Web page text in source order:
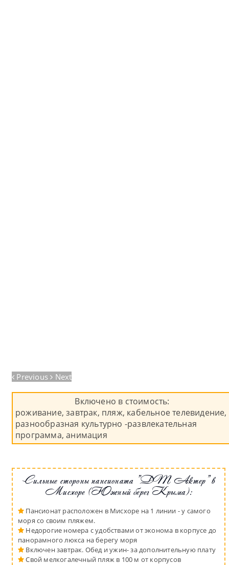
Previous Next
Включено в стоимость:
роживание, завтрак, пляж, кабельное телевидение,
разнообразная культурно -развлекательная
программа, анимация
Сильные стороны пансионата "ДТ Актер" в
Мисхоре (Южный берег Крыма):
Пансионат расположен в Мисхоре на 1 линии - у самого
моря со своим пляжем.
Недорогие номера с удобствами от эконома в корпусе до
панорамного люкса на берегу моря
Включен завтрак. Обед и ужин- за дополнительную плату
Свой мелкогалечный пляж в 100 м от корпусов